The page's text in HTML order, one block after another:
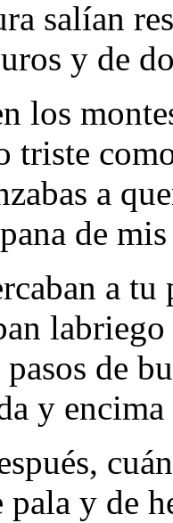
salían
y de
los
triste
a
de
a
de
y
y de